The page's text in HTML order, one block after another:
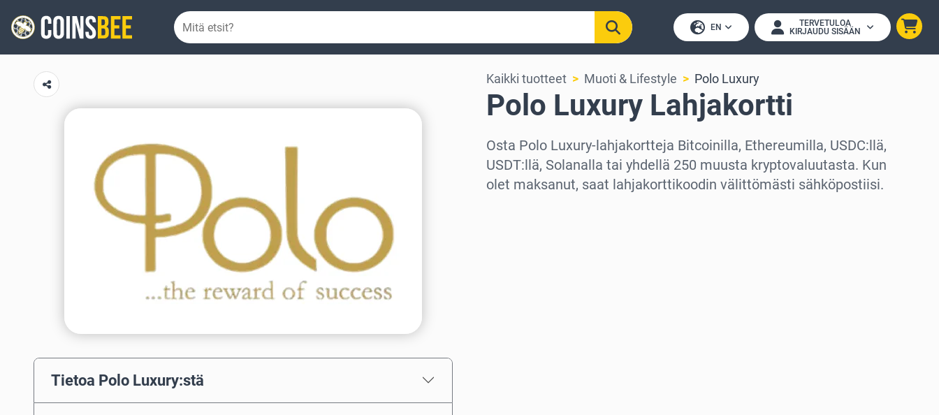
EN
TERVETULOA
KIRJAUDU SISÄÄN
Tietoa Polo Luxury:stä
Kaikki tuotteet Muoti & Lifestyle Polo Luxury
Polo Luxury Lahjakortti
Osta Polo Luxury-lahjakortteja Bitcoinilla, Ethereumilla, USDC:llä,
USDT:llä, Solanalla tai yhdellä 250 muusta kryptovaluutasta. Kun
olet maksanut, saat lahjakorttikoodin välittömästi sähköpostiisi.